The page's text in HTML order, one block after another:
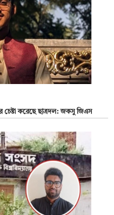
চেষ্টা করেছে ছাত্রদল: জকসু জিএস